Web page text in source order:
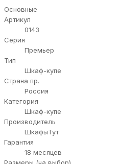
Основные
Артикул
0143
Серия
Премьер
Тип
Шкаф-купе
Страна пр.
Россия
Категория
Шкаф-купе
Производитель
ШкафыТут
Гарантия
18 месяцев
Размеры (на выбор)